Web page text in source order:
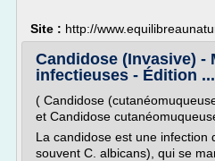
Site : http://
Candidose (Invasive) -
infectieuses - Édition ...
( Candidose
et Candidose
La candidose est une infection
souvent C. albicans), qui se